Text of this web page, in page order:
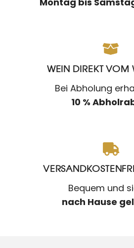
WEIN DIREKT VOM
Bei Abholung
10 %
Bequem und
nach Hause